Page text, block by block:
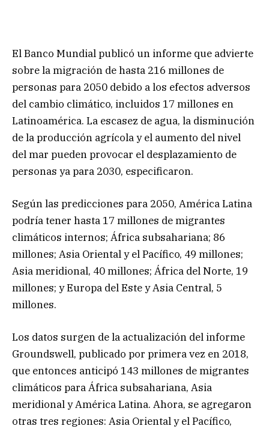
El Banco Mundial publicó un informe que advierte
sobre la migración de hasta 216 millones de
personas para 2050 debido a los efectos adversos
del cambio climático, incluidos 17 millones en
Latinoamérica. La escasez de agua, la disminución
de la producción agrícola y el aumento del nivel
del mar pueden provocar el desplazamiento de
personas ya para 2030, especificaron.
Según las predicciones para 2050, América Latina
podría tener hasta 17 millones de migrantes
climáticos internos; África subsahariana; 86
millones; Asia Oriental y el Pacífico, 49 millones;
Asia meridional, 40 millones; África del Norte, 19
millones; y Europa del Este y Asia Central, 5
millones.
Los datos surgen de la actualización del informe
Groundswell, publicado por primera vez en 2018,
que entonces anticipó 143 millones de migrantes
climáticos para África subsahariana, Asia
meridional y América Latina. Ahora, se agregaron
otras tres regiones: Asia Oriental y el Pacífico,